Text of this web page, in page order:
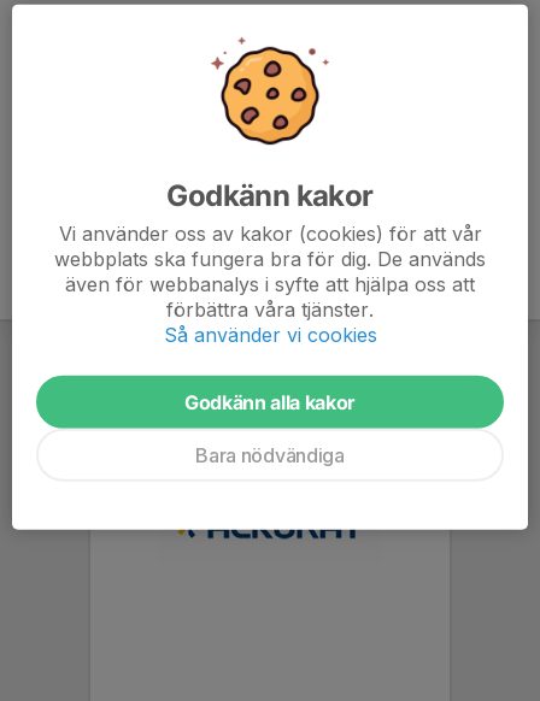
Godkänn kakor
Vi använder oss av kakor (cookies) för att vår
webbplats ska fungera bra för dig. De används
även för webbanalys i syfte att hjälpa oss att
förbättra våra tjänster.
Så använder vi cookies
Godkänn alla kakor
Bara nödvändiga